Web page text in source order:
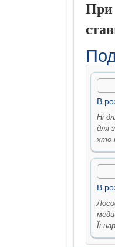
При
В
Ні
для
хто
В
Її